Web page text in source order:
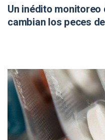
Un inédito
cambian los peces